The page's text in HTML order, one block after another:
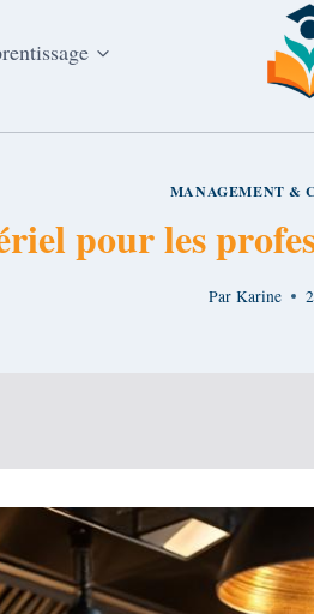
MANAGEMENT &
pour les
Par Karine